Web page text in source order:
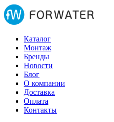
Каталог
Монтаж
Бренды
Новости
Блог
О компании
Доставка
Оплата
Контакты